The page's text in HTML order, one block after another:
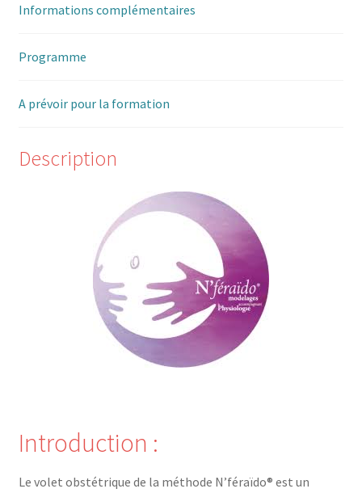
Informations complémentaires
Programme
A prévoir pour la formation
Description
Introduction :
Le volet obstétrique de la méthode N’féraïdo® est un